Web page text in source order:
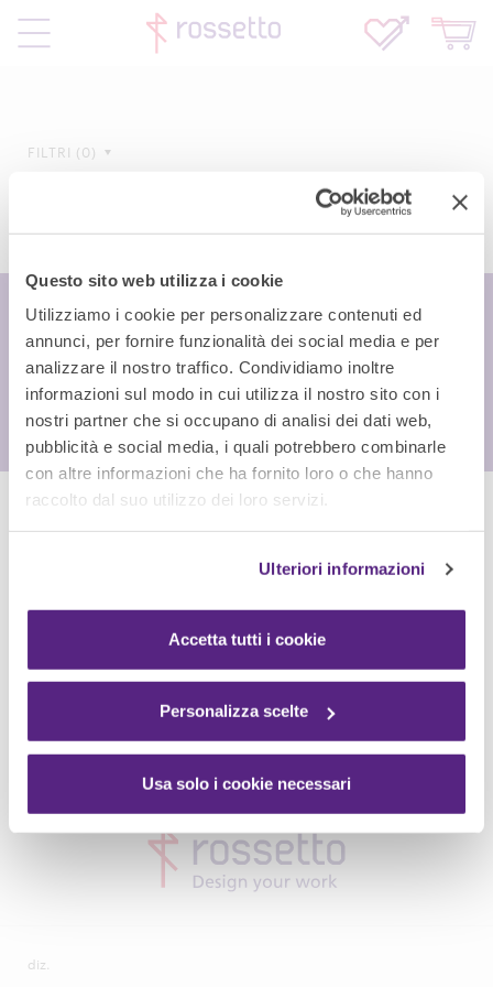
Questo sito web utilizza i cookie
Utilizziamo i cookie per personalizzare contenuti ed
annunci, per fornire funzionalità dei social media e per
analizzare il nostro traffico. Condividiamo inoltre
informazioni sul modo in cui utilizza il nostro sito con i
nostri partner che si occupano di analisi dei dati web,
pubblicità e social media, i quali potrebbero combinarle
con altre informazioni che ha fornito loro o che hanno
raccolto dal suo utilizzo dei loro servizi.
Ulteriori informazioni
Accetta tutti i cookie
Personalizza scelte
Usa solo i cookie necessari
FILTRI 0
diz.